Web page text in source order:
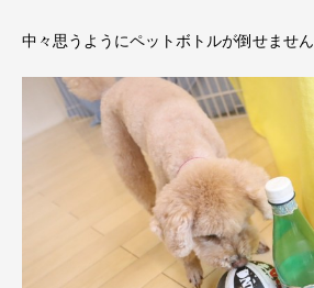
中々思うようにペットボトルが倒せません